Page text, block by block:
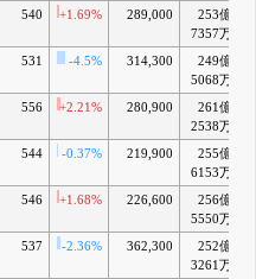
540 +1.69% 289,000
253億
7357万
531 -4.5% 314,300
249億
5068万
556 +2.21% 280,900
261億
2538万
544 -0.37% 219,900
255億
6153万
546 +1.68% 226,600
256億
5550万
537 -2.36% 362,300
252億
3261万